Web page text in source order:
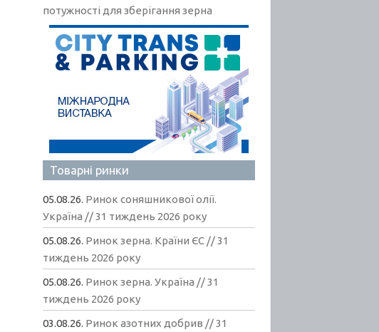
потужності для зберігання зерна
Товарні ринки
05.08.26. Ринок соняшникової олії.
Україна // 31 тиждень 2026 року
05.08.26. Ринок зерна. Країни ЄС // 31
тиждень 2026 року
05.08.26. Ринок зерна. Україна // 31
тиждень 2026 року
03.08.26. Ринок азотних добрив // 31